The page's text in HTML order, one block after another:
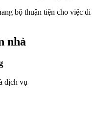
bộ thuận tiện cho việc đi
nhà
dịch vụ